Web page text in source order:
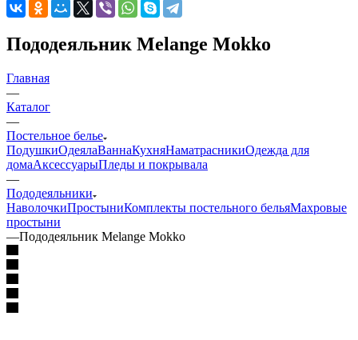
Пододеяльник Melange Mokko
Главная
—
Каталог
—
Постельное белье
ПодушкиОдеялаВаннаКухняНаматрасникиОдежда для
домаАксессуарыПледы и покрывала
—
Пододеяльники
НаволочкиПростыниКомплекты постельного бельяМахровые
простыни
—Пододеяльник Melange Mokko